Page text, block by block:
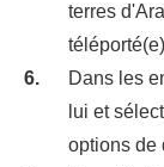
terres
Dans les
lui et
options de